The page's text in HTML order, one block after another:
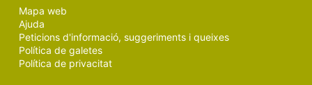
Mapa web
Ajuda
Peticions d'informació, suggeriments i queixes
Política de galetes
Política de privacitat